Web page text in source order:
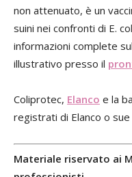
non attenuato, è un
suini nei confronti di E.
informazioni complete
illustrativo presso il
Coliprotec, Elanco e la
registrati di Elanco o
Materiale riservato ai